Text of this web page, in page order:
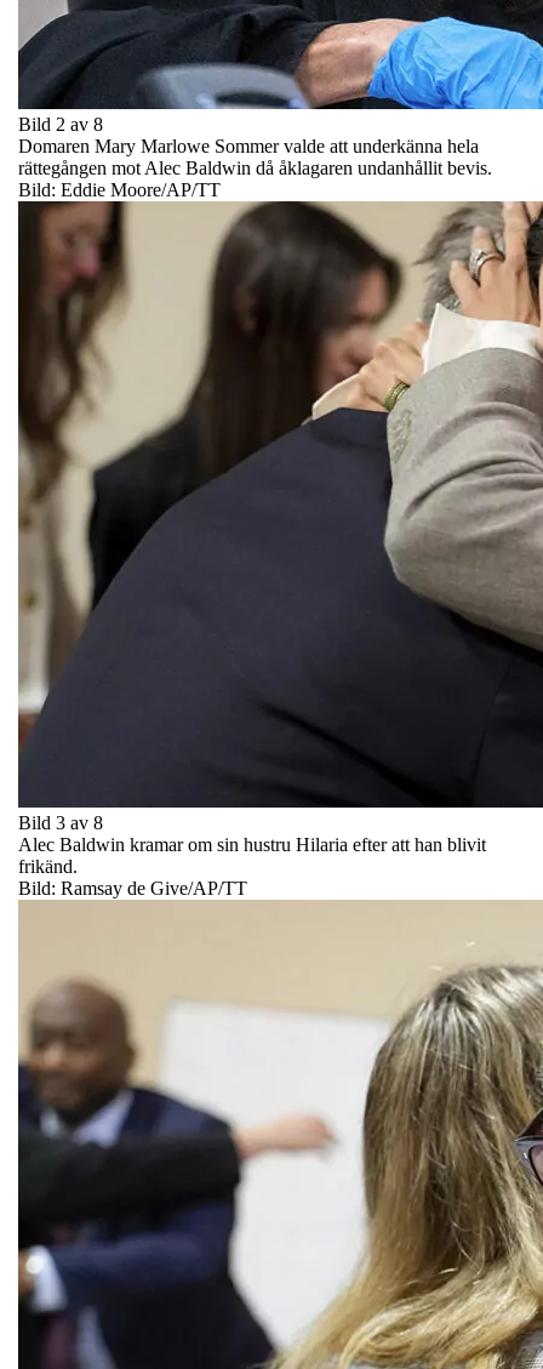
Bild 2 av 8
Domaren Mary Marlowe Sommer valde att underkänna hela
rättegången mot Alec Baldwin då åklagaren undanhållit bevis.
Bild: Eddie Moore/AP/TT
Bild 3 av 8
Alec Baldwin kramar om sin hustru Hilaria efter att han blivit
frikänd.
Bild: Ramsay de Give/AP/TT